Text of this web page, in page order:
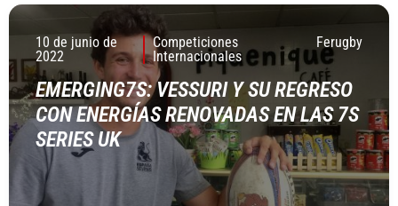
10 de junio de
2022
Competiciones
Internacionales
Ferugby
EMERGING7S: VESSURI Y SU REGRESO
CON ENERGÍAS RENOVADAS EN LAS 7S
SERIES UK